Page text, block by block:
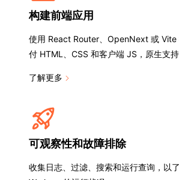
构建前端应用
使用 React Router、OpenNext 或 Vite
付 HTML、CSS 和客户端 JS，原生支持
了解更多
可观察性和故障排除
收集日志、过滤、搜索和运行查询，以